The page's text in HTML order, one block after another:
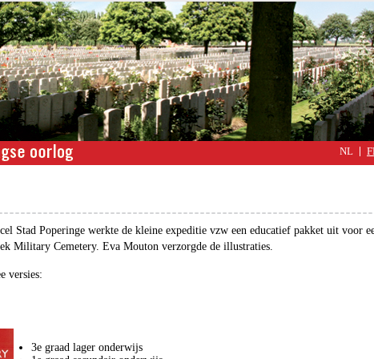
NL
Stad Poperinge werkte de kleine expeditie vzw een educatief pakket uit voor
Military Cemetery. Eva Mouton verzorgde de illustraties.
versies:
3e graad lager onderwijs